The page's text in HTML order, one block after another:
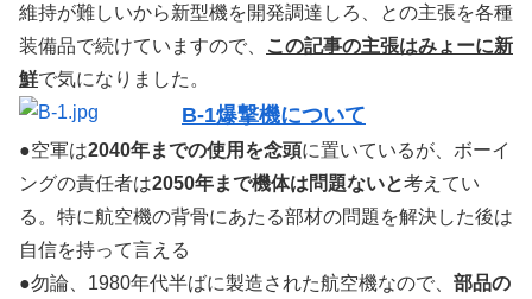
維持が難しいから新型機を開発調達しろ、との主張を各種
装備品で続けていますので、
この記事の主張はみょーに新
鮮で気になりました。
B-1爆撃機について
●空軍は2040年までの使用を念頭に置いているが、ボーイ
ングの責任者は2050年まで機体は問題ないと考えてい
る。特に航空機の背骨にあたる部材の問題を解決した後は
自信を持って言える
●勿論、1980年代半ばに製造された航空機なので、 部品の